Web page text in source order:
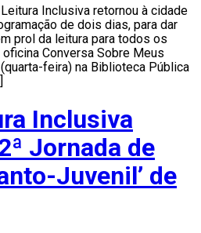
Inclusiva retornou à cidade
de dois dias, para dar
prol da leitura para todos os
Conversa Sobre Meus
feira) na Biblioteca Pública
Inclusiva
Jornada de
Juvenil’ de